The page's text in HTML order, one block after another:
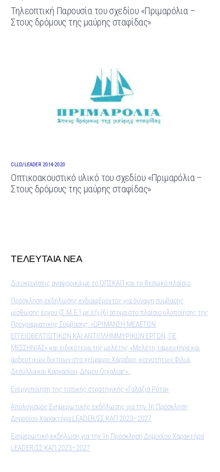
Τηλεοπτική Παρουσία του σχεδίου «Πριμαρόλια –
Στους δρόμους της μαύρης σταφίδας»
CLLD/LEADER 2014-2020
Οπτικοακουστικό υλικό του σχεδίου «Πριμαρόλια –
Στους δρόμους της μαύρης σταφίδας»
ΤΕΛΕΥΤΑΙΑ ΝΕΑ
Διευκρινίσεις αναφορικά με το ΟΠΣΚΑΠ και το θεσμικό πλαίσιο
Πρόσκληση εκδήλωσης ενδιαφέροντος για σύναψη σύμβασης
μίσθωσης έργου (Σ.Μ.Ε.) με έξι (6) άτομα στο πλαίσιο υλοποίησης της
Προγραμματικής Σύμβασης: «ΩΡΙΜΑΝΣΗ ΜΕΛΕΤΩΝ
ΕΓΓΕΙΟΒΕΛΤΙΩΤΙΚΩΝ ΚΑΙ ΑΝΤΙΠΛΗΜΜΥΡΙΚΩΝ ΕΡΓΩΝ, ΠΕ
ΜΕΣΣΗΝΙΑΣ» και ειδικότερα της μελέτης «Μελέτη ταμιευτήρα και
αρδευτικών δικτύων στο χείμαρρο Χάραδρο, κοινοτήτων Φίλια,
Δεσύλλα και Καρνασίου, Δήμου Οιχαλίας».
Ενεργοποίηση της τοπικής στρατηγικής «Γαλάζια Ρότα»
Απολογισμός Ενημερωτικής εκδήλωσης για την 1η Πρόσκληση
Δημοσίου Χαρακτήρα LEADER/ΣΣ ΚΑΠ 2023–2027
Ενημερωτική εκδήλωση για την 1η Πρόσκληση Δημοσίου Χαρακτήρα
LEADER/ΣΣ ΚΑΠ 2023–2027